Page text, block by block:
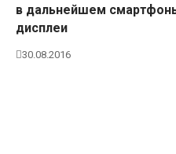
в дальнейшем
дисплеи
30.08.2016